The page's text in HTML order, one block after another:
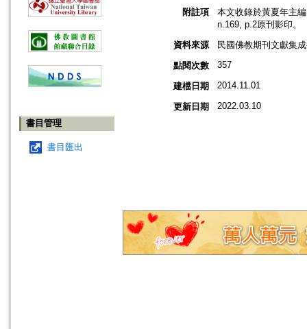
書目管理
書目匯出
附註項
本文收錄於黃夏年主
n.169, p.2原刊影印。
資料來源
民國佛教期刊文獻集
點閱次數
357
建檔日期 2014.11.01
更新日期 2022.03.10